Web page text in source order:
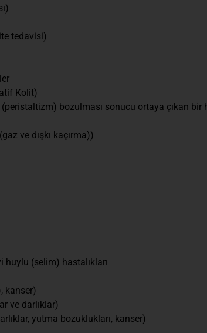
tedavisi)
Kolit)
bozulması sonucu ortaya çıkan bir
ve dışkı kaçırma))
huylu (selim) hastalıkları
kanser)
ve darlıklar)
yutma bozuklukları, kanser)